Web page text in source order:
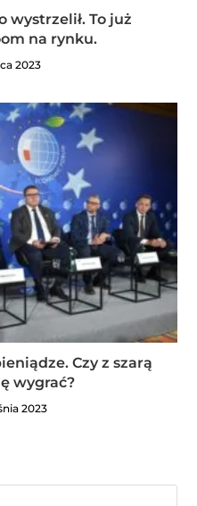
wystrzelił. To już
na rynku.
2023
Czy z szarą
wygrać?
2023